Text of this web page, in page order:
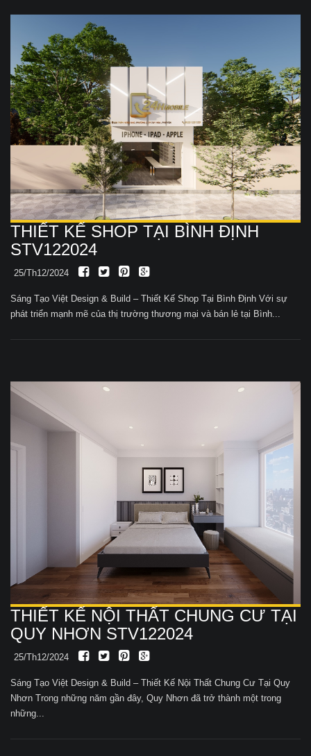
THIẾT KẾ SHOP TẠI BÌNH ĐỊNH
STV122024
25/Th12/2024
Sáng Tạo Việt Design & Build – Thiết Kế Shop Tại Bình Định Với sự
phát triển mạnh mẽ của thị trường thương mại và bán lẻ tại Bình...
THIẾT KẾ NỘI THẤT CHUNG CƯ TẠI
QUY NHƠN STV122024
25/Th12/2024
Sáng Tạo Việt Design & Build – Thiết Kế Nội Thất Chung Cư Tại Quy
Nhơn Trong những năm gần đây, Quy Nhơn đã trở thành một trong
những...